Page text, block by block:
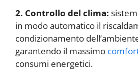
2. Controllo del clima:
in modo automatico il
condizionamento
garantendo il massimo
consumi energetici.